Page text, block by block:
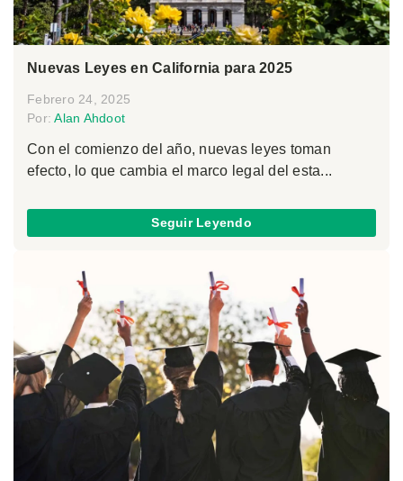
Nuevas Leyes en California para 2025
Febrero 24, 2025
Por:Alan Ahdoot
Con el comienzo del año, nuevas leyes toman
efecto, lo que cambia el marco legal del esta...
Seguir Leyendo